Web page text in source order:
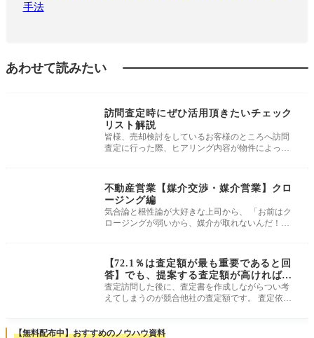
手法
あわせて読みたい
訪問査定時にぜひ活用頂きたいチェック
リスト解説
皆様、売却検討をしているお客様のところへ訪問
査定に行った際、ヒアリング内容が物件によって
不動産営業【媒介交渉・媒介営業】クロ
ージング編
気合論と根性論が大好きな上司から、 「お前はク
ロージングが弱いから、媒介が取れないんだ！」
【72.1％は査定額が最も重要であると回
答】でも、提案する査定額が高ければ良
いと勘違いしてはいけない理由
査定訪問した後に、査定書を作成しながらつい考
えてしまうのが競合他社の査定額です。 査定依頼
【無料配布中】おすすめのノウハウ資料